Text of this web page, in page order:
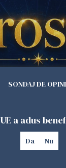
Lunea
unele zodii
SONDAJ DE
a adus
Da Nu